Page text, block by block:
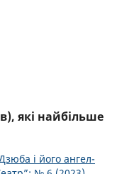
які найбільше
і його ангел-